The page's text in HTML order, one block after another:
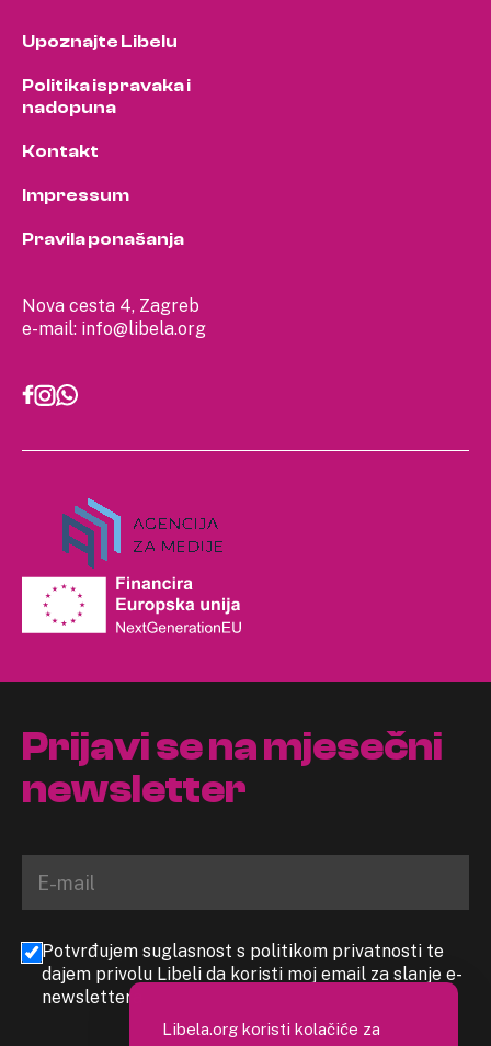
Nova cesta 4, Zagreb
e-mail: info@libela.org
Upoznajte Libelu
Politika ispravaka i
nadopuna
Kontakt
Impressum
Pravila ponašanja
Prijavi se na mjesečni
newsletter
Potvrđujem suglasnost s politikom privatnosti te
dajem privolu Libeli da koristi moj email za slanje e-
newslettera
Libela.org koristi kolačiće za